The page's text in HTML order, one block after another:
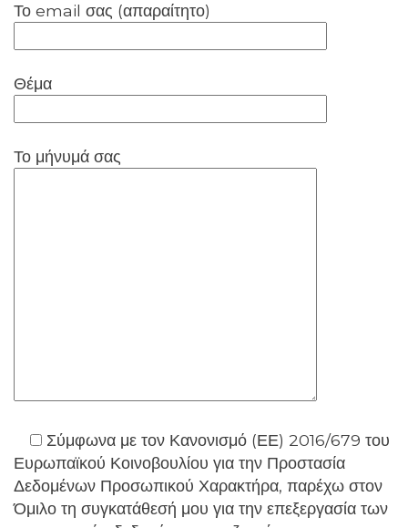
Το email σας (απαραίτητο)
Θέμα
Το μήνυμά σας
Σύμφωνα με τον Κανονισμό (ΕΕ) 2016/679 του
Ευρωπαϊκού Κοινοβουλίου για την Προστασία
Δεδομένων Προσωπικού Χαρακτήρα, παρέχω στον
Όμιλο τη συγκατάθεσή μου για την επεξεργασία των